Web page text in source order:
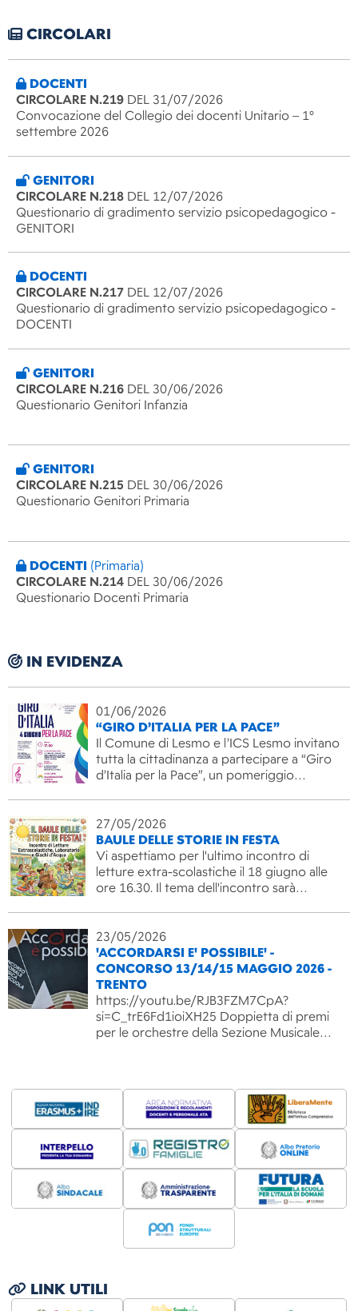
CIRCOLARI
DOCENTI
CIRCOLARE N.219 DEL 31/07/2026
Convocazione del Collegio dei docenti Unitario – 1°
settembre 2026
GENITORI
CIRCOLARE N.218 DEL 12/07/2026
Questionario di gradimento servizio psicopedagogico -
GENITORI
DOCENTI
CIRCOLARE N.217 DEL 12/07/2026
Questionario di gradimento servizio psicopedagogico -
DOCENTI
GENITORI
CIRCOLARE N.216 DEL 30/06/2026
Questionario Genitori Infanzia
GENITORI
CIRCOLARE N.215 DEL 30/06/2026
Questionario Genitori Primaria
DOCENTI (Primaria)
CIRCOLARE N.214 DEL 30/06/2026
Questionario Docenti Primaria
IN EVIDENZA
01/06/2026
“GIRO D’ITALIA PER LA PACE”
Il Comune di Lesmo e l’ICS Lesmo invitano
tutta la cittadinanza a partecipare a “Giro
d’Italia per la Pace”, un pomeriggio…
27/05/2026
BAULE DELLE STORIE IN FESTA
Vi aspettiamo per l'ultimo incontro di
letture extra-scolastiche il 18 giugno alle
ore 16.30. Il tema dell'incontro sarà…
23/05/2026
'ACCORDARSI E' POSSIBILE' -
CONCORSO 13/14/15 MAGGIO 2026 -
TRENTO
https://youtu.be/RJB3FZM7CpA?
si=C_trE6Fd1ioiXH25 Doppietta di premi
per le orchestre della Sezione Musicale…
LINK UTILI